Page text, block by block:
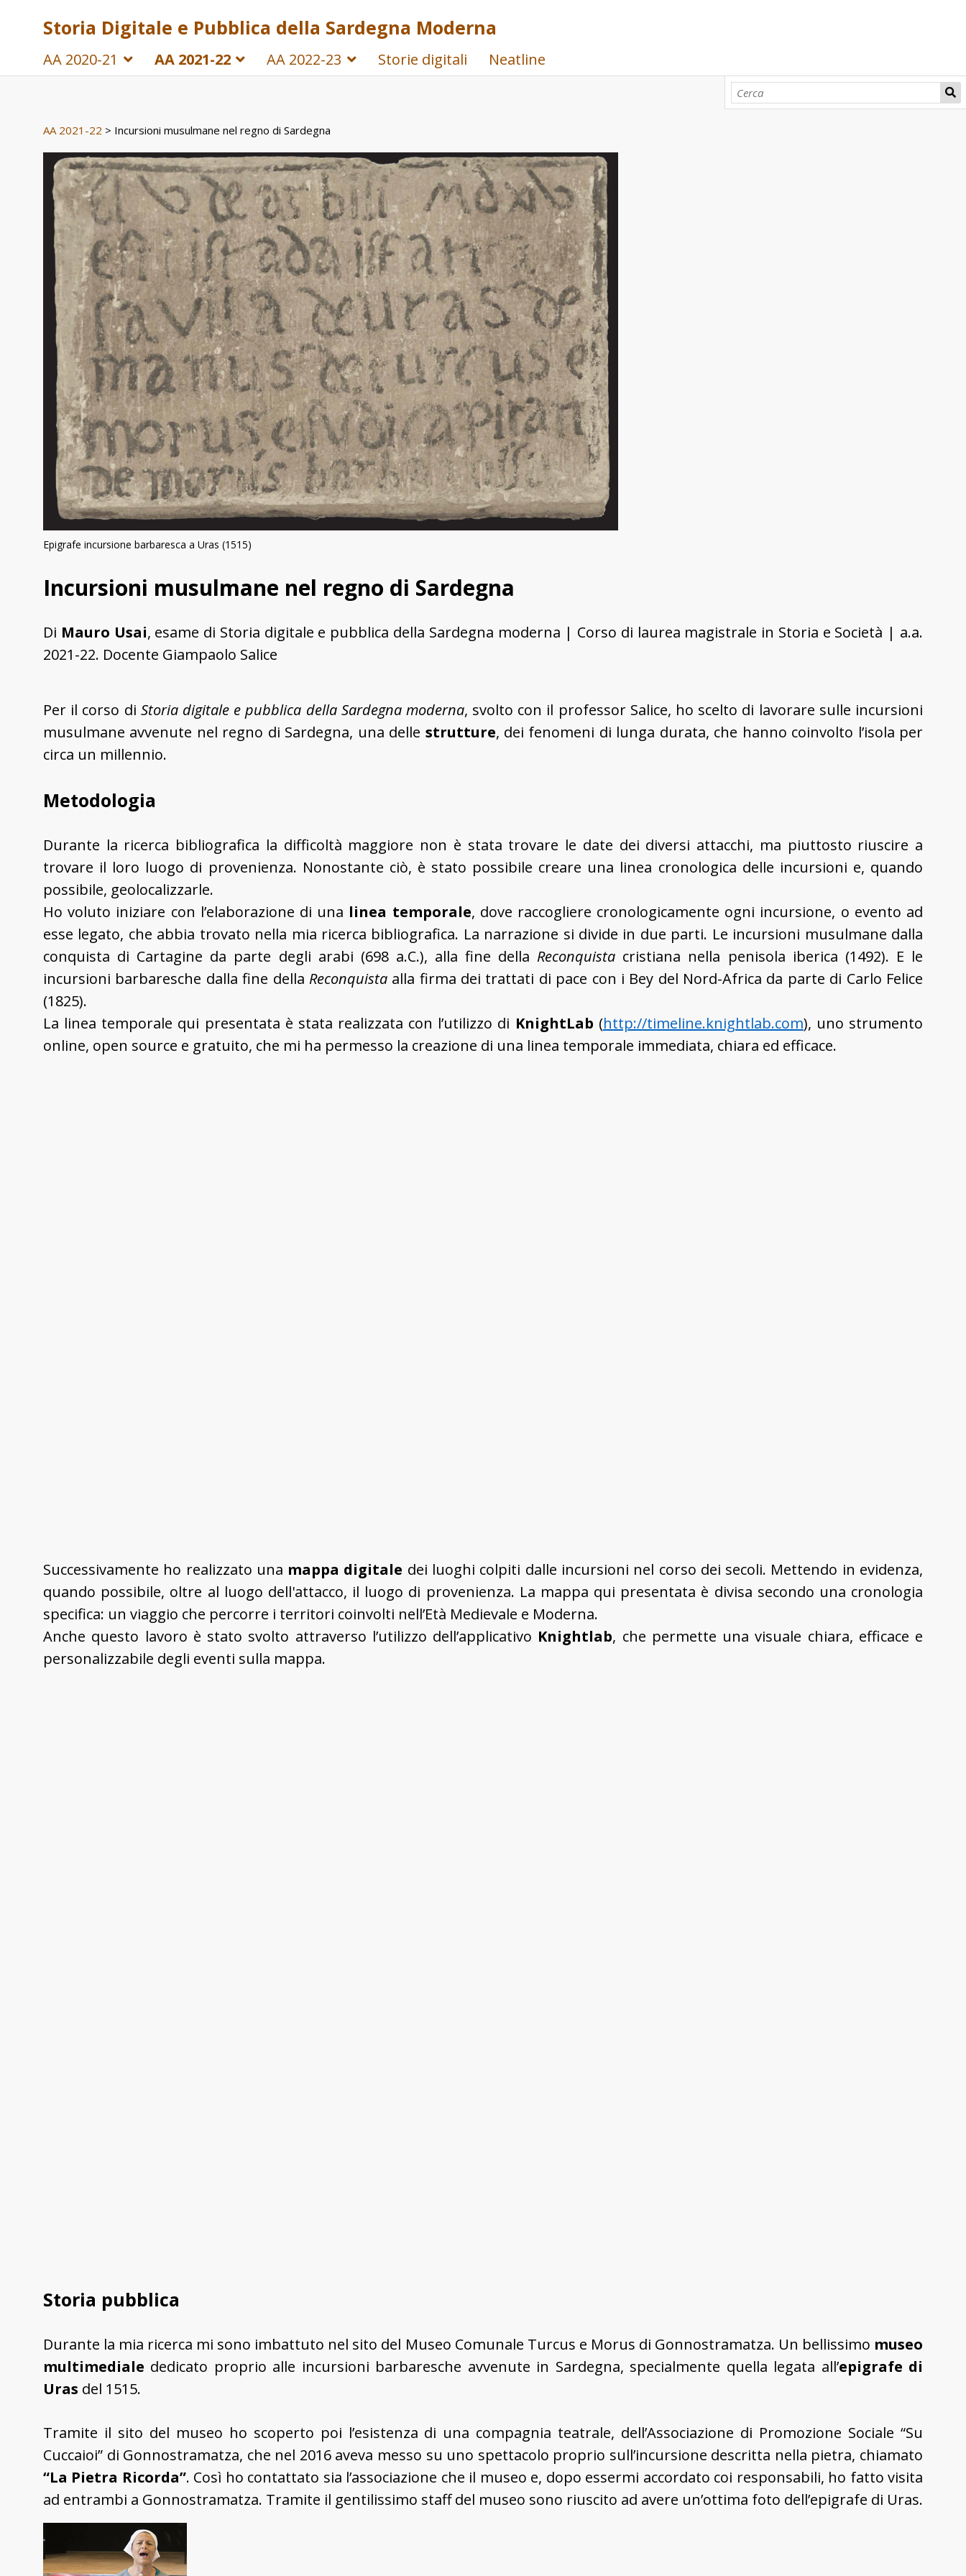
Storia Digitale e Pubblica della Sardegna Moderna
AA 2020-21 AA 2021-22 AA 2022-23 Storie digitali Neatline
AA 2021-22 > Incursioni musulmane nel regno di Sardegna
Epigrafe incursione barbaresca a Uras (1515)
Incursioni musulmane nel regno di Sardegna
Di Mauro Usai, esame di Storia digitale e pubblica della Sardegna moderna | Corso di laurea magistrale in Storia e Società | a.a.
2021-22. Docente Giampaolo Salice
Per il corso di Storia digitale e pubblica della Sardegna moderna, svolto con il professor Salice, ho scelto di lavorare sulle incursioni
musulmane avvenute nel regno di Sardegna, una delle strutture, dei fenomeni di lunga durata, che hanno coinvolto l’isola per
circa un millennio.
Metodologia
Durante la ricerca bibliografica la difficoltà maggiore non è stata trovare le date dei diversi attacchi, ma piuttosto riuscire a
trovare il loro luogo di provenienza. Nonostante ciò, è stato possibile creare una linea cronologica delle incursioni e, quando
possibile, geolocalizzarle.
Ho voluto iniziare con l’elaborazione di una linea temporale, dove raccogliere cronologicamente ogni incursione, o evento ad
esse legato, che abbia trovato nella mia ricerca bibliografica. La narrazione si divide in due parti. Le incursioni musulmane dalla
conquista di Cartagine da parte degli arabi (698 a.C.), alla fine della Reconquista cristiana nella penisola iberica (1492). E le
incursioni barbaresche dalla fine della Reconquistaalla firma dei trattati di pace con i Bey del Nord-Africa da parte di Carlo Felice
(1825).
La linea temporale qui presentata è stata realizzata con l’utilizzo di KnightLab (http://timeline.knightlab.com), uno strumento
online, open source e gratuito, che mi ha permesso la creazione di una linea temporale immediata, chiara ed efficace.
Successivamente ho realizzato una mappa digitale dei luoghi colpiti dalle incursioni nel corso dei secoli. Mettendo in evidenza,
quando possibile, oltre al luogo dell'attacco, il luogo di provenienza. La mappa qui presentata è divisa secondo una cronologia
specifica: un viaggio che percorre i territori coinvolti nell’Età Medievale e Moderna.
Anche questo lavoro è stato svolto attraverso l’utilizzo dell’applicativo Knightlab, che permette una visuale chiara, efficace e
personalizzabile degli eventi sulla mappa.
Storia pubblica
Durante la mia ricerca mi sono imbattuto nel sito del Museo Comunale Turcus e Morus di Gonnostramatza. Un bellissimo museo
multimediale dedicato proprio alle incursioni barbaresche avvenute in Sardegna, specialmente quella legata all’epigrafe di
Uras del 1515.
Tramite il sito del museo ho scoperto poi l’esistenza di una compagnia teatrale, dell’Associazione di Promozione Sociale “Su
Cuccaioi” di Gonnostramatza, che nel 2016 aveva messo su uno spettacolo proprio sull’incursione descritta nella pietra, chiamato
“La Pietra Ricorda”. Così ho contattato sia l’associazione che il museo e, dopo essermi accordato coi responsabili, ho fatto visita
ad entrambi a Gonnostramatza. Tramite il gentilissimo staff del museo sono riuscito ad avere un’ottima foto dell’epigrafe di Uras.